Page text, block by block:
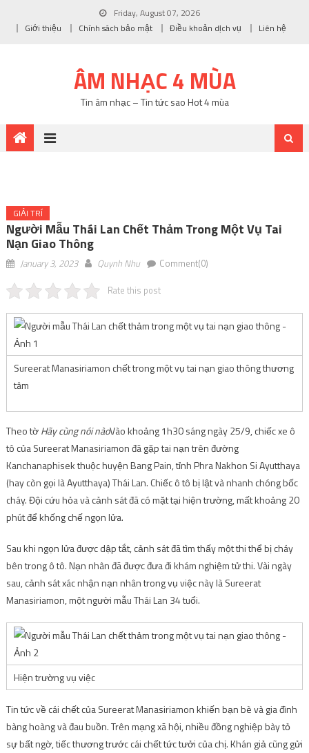
Friday, August 07, 2026
Giới thiệu
Chính sách bảo mật Điều khoản dịch vụ Liên hệ
ÂM NHẠC 4 MÙA
Tin âm nhạc – Tin tức sao Hot 4 mùa
GIẢI TRÍ
Người Mẫu Thái Lan Chết Thảm Trong Một Vụ Tai
Nạn Giao Thông
January 3, 2023 Quynh Nhu Comment(0)
Rate this post
Sureerat Manasiriamon chết trong một vụ tai nạn giao thông thương
tâm
Theo tờHãy cùng nói nàoVào khoảng 1h30 sáng ngày 25/9, chiếc xe ô
tô của Sureerat Manasiriamon đã gặp tai nạn trên đường
Kanchanaphisek thuộc huyện Bang Pain, tỉnh Phra Nakhon Si Ayutthaya
(hay còn gọi là Ayutthaya) Thái Lan. Chiếc ô tô bị lật và nhanh chóng bốc
cháy. Đội cứu hỏa và cảnh sát đã có mặt tại hiện trường, mất khoảng 20
phút để khống chế ngọn lửa.
Sau khi ngọn lửa được dập tắt, cảnh sát đã tìm thấy một thi thể bị cháy
bên trong ô tô. Nạn nhân đã được đưa đi khám nghiệm tử thi. Vài ngày
sau, cảnh sát xác nhận nạn nhân trong vụ việc này là Sureerat
Manasiriamon, một người mẫu Thái Lan 34 tuổi.
Hiện trường vụ việc
Tin tức về cái chết của Sureerat Manasiriamon khiến bạn bè và gia đình
bàng hoàng và đau buồn. Trên mạng xã hội, nhiều đồng nghiệp bày tỏ
sự bất ngờ, tiếc thương trước cái chết tức tưởi của chị. Khán giả cũng gửi